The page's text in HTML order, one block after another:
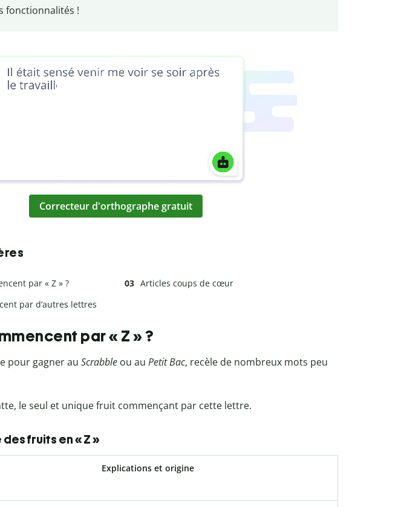
fonctionnalités !
Correcteur d'orthographe gratuit
par « Z » ?
par d’autres lettres
Articles coups de cœur
par « Z » ?
pour gagner au Scrabble ou au Petit Bac, recèle de nombreux mots peu
le seul et unique fruit commençant par cette lettre.
fruits en « Z »
Explications et origine